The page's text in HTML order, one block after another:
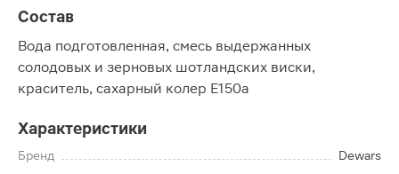
Состав
Вода подготовленная, смесь выдержанных
солодовых и зерновых шотландских виски,
краситель, сахарный колер Е150a
Характеристики
Бренд
Dewars